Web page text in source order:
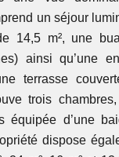
un séjour
14,5 m², une
ainsi qu’une
terrasse
trois
équipée d’une
dispose